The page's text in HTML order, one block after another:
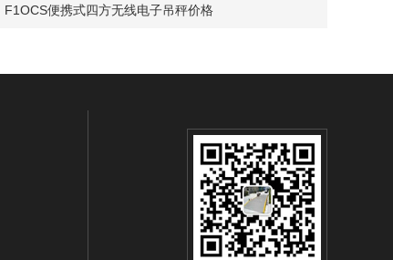
F1OCS便携式四方无线电子吊秤价格